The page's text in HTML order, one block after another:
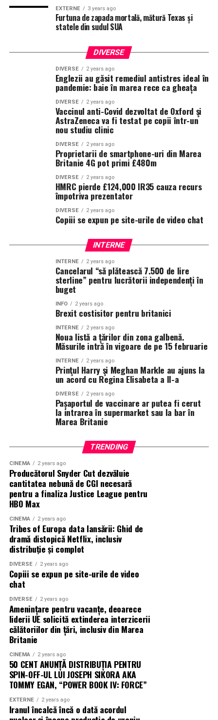
EXTERNE 3 years ago
Furtuna de zapada mortală, mătură Texas și
statele din sudul SUA
DIVERSE
DIVERSE 2 years ago
Englezii au găsit remediul antistres ideal în
pandemie: baie în marea rece ca gheața
DIVERSE 2 years ago
Vaccinul anti-Covid dezvoltat de Oxford şi
AstraZeneca va fi testat pe copii într-un
nou studiu clinic
DIVERSE 2 years ago
Proprietarii de smartphone-uri din Marea
Britanie 4G pot primi £480m
DIVERSE 2 years ago
HMRC pierde £124,000 IR35 cauza recurs
împotriva prezentator
DIVERSE 2 years ago
Copiii se expun pe site-urile de video chat
INTERNE
INTERNE 2 years ago
Cancelarul “să plătească 7.500 de lire
sterline” pentru lucrătorii independenți în
buget
INFO 2 years ago
Brexit costisitor pentru britanici
INTERNE 2 years ago
Noua listă a țărilor din zona galbenă.
Măsurile intră în vigoare de pe 15 februarie
INTERNE 2 years ago
Prinţul Harry şi Meghan Markle au ajuns la
un acord cu Regina Elisabeta a II-a
DIVERSE 2 years ago
Pașaportul de vaccinare ar putea fi cerut
la intrarea în supermarket sau la bar în
Marea Britanie
TRENDING
CINEMA 2 years ago
Producătorul Snyder Cut dezvăluie
cantitatea nebună de CGI necesară
pentru a finaliza Justice League pentru
HBO Max
CINEMA 2 years ago
Tribes of Europa data lansării: Ghid de
dramă distopică Netflix, inclusiv
distribuție și complot
DIVERSE 2 years ago
Copiii se expun pe site-urile de video
chat
DIVERSE 2 years ago
Amenințare pentru vacanțe, deoarece
liderii UE solicită extinderea interzicerii
călătoriilor din țări, inclusiv din Marea
Britanie
CINEMA 2 years ago
50 CENT ANUNȚĂ DISTRIBUȚIA PENTRU
SPIN-OFF-UL LUI JOSEPH SIKORA AKA
TOMMY EGAN, “POWER BOOK IV: FORCE”
EXTERNE 2 years ago
Iranul încalcă încă o dată acordul